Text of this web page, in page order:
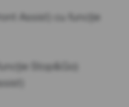
Assist) cu funcție
Stop&Go)